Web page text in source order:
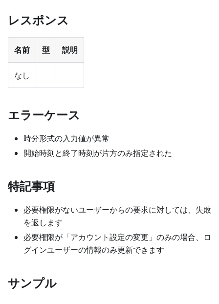
レスポンス
名前 型 説明
なし
エラーケース
時分形式の入力値が異常
開始時刻と終了時刻が片方のみ指定された
特記事項
必要権限がないユーザーからの要求に対しては、失敗
を返します
必要権限が「アカウント設定の変更」のみの場合、ロ
グインユーザーの情報のみ更新できます
サンプル